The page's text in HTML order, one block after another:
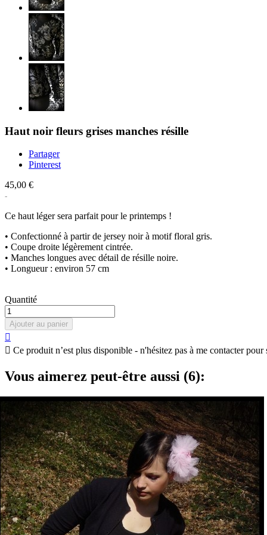
Haut noir fleurs grises manches résille
Partager
Pinterest
45,00 €
Ce haut léger sera parfait pour le printemps !
• Confectionné à partir de jersey noir à motif floral gris.
• Coupe droite légèrement cintrée.
• Manches longues avec détail de résille noire.
• Longueur : environ 57 cm
Quantité
Ajouter au panier

 Ce produit n’est plus disponible - n'hésitez pas à me contacter
Vous aimerez peut-être aussi (6):